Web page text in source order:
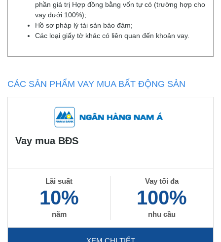
phần giá trị Hợp đồng bằng vốn tự có (trường hợp cho
vay dưới 100%);
Hồ sơ pháp lý tài sản bảo đảm;
Các loại giấy tờ khác có liên quan đến khoản vay.
CÁC SẢN PHẨM VAY MUA BẤT ĐỘNG SẢN
Vay mua BĐS
Lãi suất
10%
năm
Vay tối đa
100%
nhu cầu